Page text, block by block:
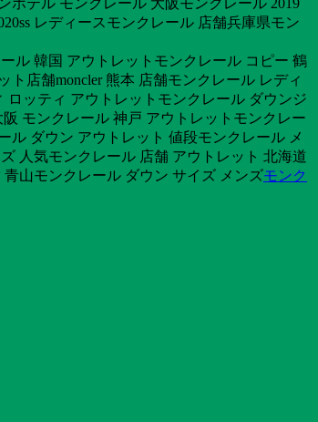
レディースモンクレール 店舗兵庫県モン
ル 韓国 アウトレットモンクレール コピー 鶴
店舗moncler 熊本 店舗モンクレール レディ
ロッティ アウトレットモンクレール ダウンジ
モンクレール 神戸 アウトレットモンクレー
ル ダウン アウトレット 値段モンクレール メ
人気モンクレール 店舗 アウトレット 北海道
山モンクレール ダウン サイズ メンズモンク